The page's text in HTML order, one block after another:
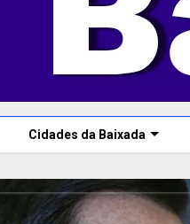
Cidades da Baixada